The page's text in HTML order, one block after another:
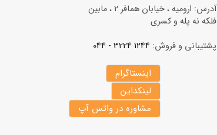
آدرس: ارومیه ، خیابان همافر 2 ، مابين
فلكه نه پله و کسری
پشتیبانی و فروش: 1244 3224 - 044
اینستاگرام
لینکداین
مشاوره در واتس آپ